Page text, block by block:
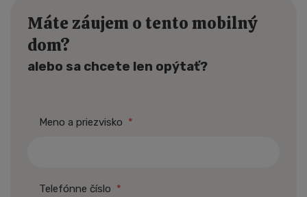
Máte záujem o tento mobilný
dom?
alebo sa chcete len opýtať?
Meno a priezvisko *
Telefónne číslo *